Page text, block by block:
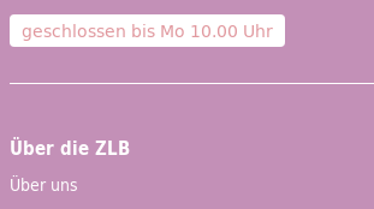
geschlossen bis Mo 10.00 Uhr
Über die ZLB
Über uns